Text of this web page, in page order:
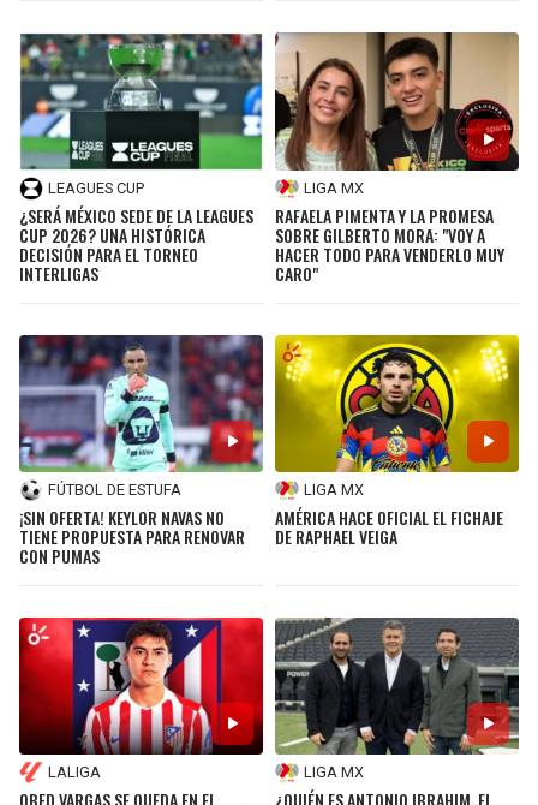
LEAGUES CUP
¿SERÁ MÉXICO SEDE DE LA LEAGUES
CUP 2026? UNA HISTÓRICA
DECISIÓN PARA EL TORNEO
INTERLIGAS
LIGA MX
RAFAELA PIMENTA Y LA PROMESA
SOBRE GILBERTO MORA: "VOY A
HACER TODO PARA VENDERLO MUY
CARO"
FÚTBOL DE ESTUFA
¡SIN OFERTA! KEYLOR NAVAS NO
TIENE PROPUESTA PARA RENOVAR
CON PUMAS
LIGA MX
AMÉRICA HACE OFICIAL EL FICHAJE
DE RAPHAEL VEIGA
LALIGA
OBED VARGAS SE QUEDA EN EL
LIGA MX
¿QUIÉN ES ANTONIO IBRAHIM, EL